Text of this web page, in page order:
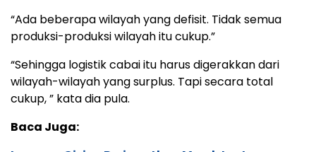
“Ada beberapa wilayah yang defisit. Tidak semua
produksi-produksi wilayah itu cukup.”
“Sehingga logistik cabai itu harus digerakkan dari
wilayah-wilayah yang surplus. Tapi secara total
cukup, ” kata dia pula.
Baca Juga: